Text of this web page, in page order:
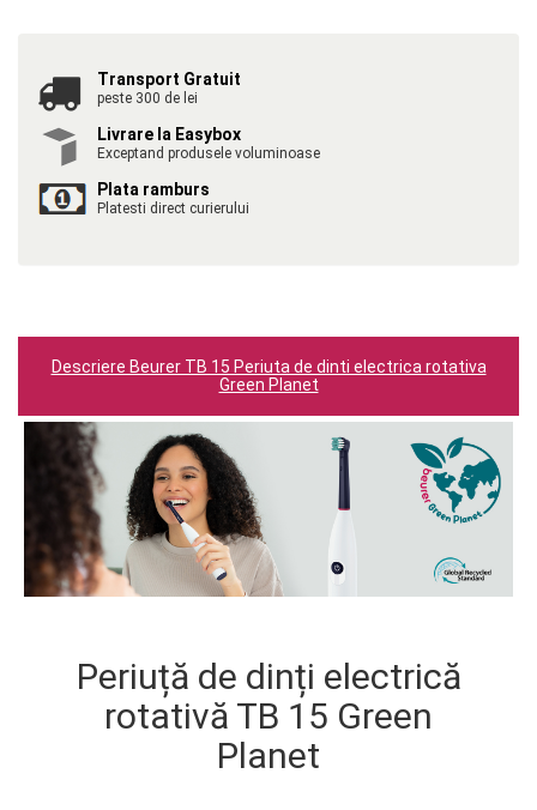
Transport Gratuit
peste 300 de lei
Livrare la Easybox
Exceptand produsele voluminoase
Plata ramburs
Platesti direct curierului
Descriere Beurer TB 15 Periuta de dinti electrica rotativa
Green Planet
Periuță de dinți electrică
rotativă TB 15 Green
Planet